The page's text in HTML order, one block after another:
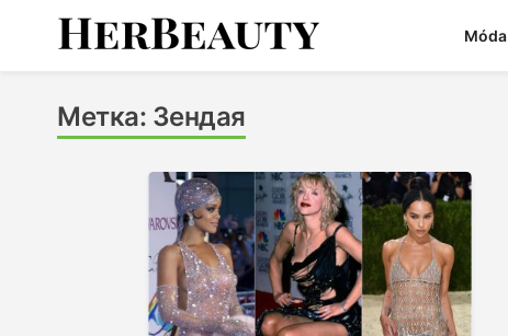
Móda
Метка: Зендая